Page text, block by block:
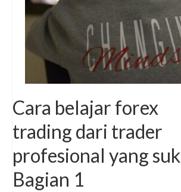
Cara belajar forex
trading dari trader
profesional yang
Bagian 1